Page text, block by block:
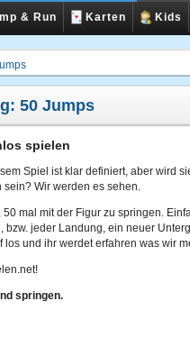
& Run Karten Kids
50 Jumps
spielen
Spiel ist klar definiert, aber wird
sein? Wir werden es sehen.
50 mal mit der Figur zu springen.
jeder Landung, ein neuer
und ihr werdet erfahren was wir
springen.